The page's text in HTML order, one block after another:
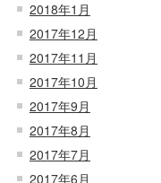
2018年1月
2017年12月
2017年11月
2017年10月
2017年9月
2017年8月
2017年7月
2017年6月